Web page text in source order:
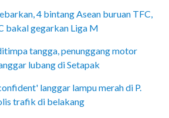
4 bintang Asean buruan TFC,
bakal gegarkan Liga M
tangga, penunggang motor
lubang di Setapak
langgar lampu merah di P.
trafik di belakang